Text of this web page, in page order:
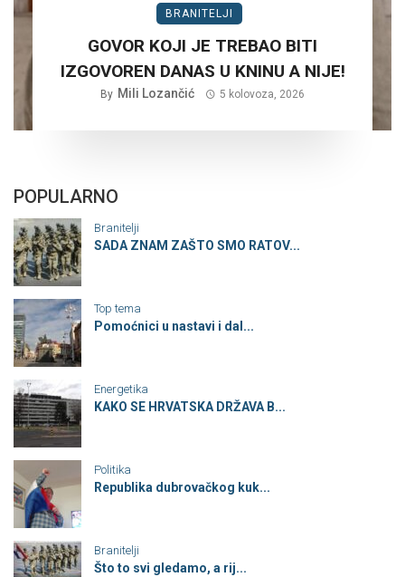
BRANITELJI
GOVOR KOJI JE TREBAO BITI
IZGOVOREN DANAS U KNINU A NIJE!
By Mili Lozančić 5 kolovoza, 2026
POPULARNO
Branitelji
SADA ZNAM ZAŠTO SMO RATOV...
Top tema
Pomoćnici u nastavi i dal...
Energetika
KAKO SE HRVATSKA DRŽAVA B...
Politika
Republika dubrovačkog kuk...
Branitelji
Što to svi gledamo, a rij...